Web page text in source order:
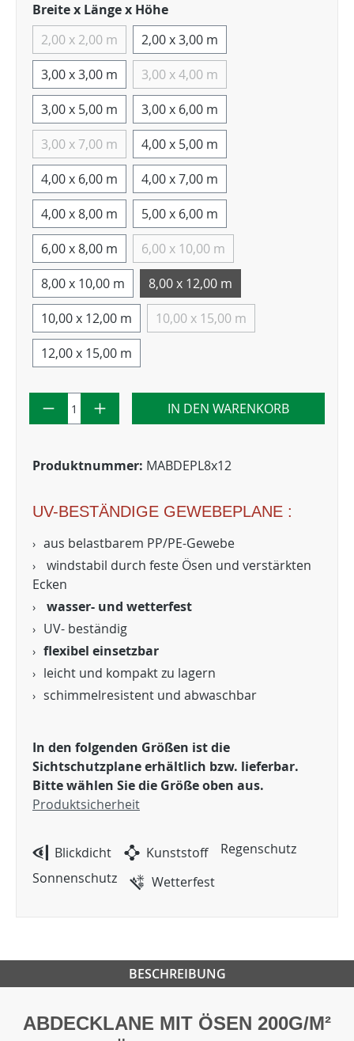
Breite x Länge x Höhe
2,00 x 2,00 m
2,00 x 3,00 m
3,00 x 3,00 m
3,00 x 4,00 m
3,00 x 5,00 m
3,00 x 6,00 m
3,00 x 7,00 m
4,00 x 5,00 m
4,00 x 6,00 m
4,00 x 7,00 m
4,00 x 8,00 m
5,00 x 6,00 m
6,00 x 8,00 m
6,00 x 10,00 m
8,00 x 10,00 m
8,00 x 12,00 m
10,00 x 12,00 m
10,00 x 15,00 m
12,00 x 15,00 m
IN DEN WARENKORB
Produktnummer: MABDEPL8x12
UV-BESTÄNDIGE GEWEBEPLANE :
aus belastbarem PP/PE-Gewebe
windstabil durch feste Ösen und verstärkten
Ecken
wasser- und wetterfest
UV- beständig
flexibel einsetzbar
leicht und kompakt zu lagern
schimmelresistent und abwaschbar
In den folgenden Größen ist die
Sichtschutzplane erhältlich bzw. lieferbar.
Bitte wählen Sie die Größe oben aus.
Produktsicherheit
Blickdicht Kunststoff
Regenschutz
Sonnenschutz
Wetterfest
BESCHREIBUNG
ABDECKLANE MIT ÖSEN 200G/M²